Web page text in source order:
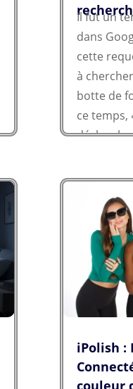
Il fut un
dans
cette
à
botte de
ce temps,
iPolish :